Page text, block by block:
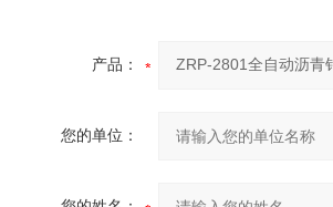
产品：
您的单位：